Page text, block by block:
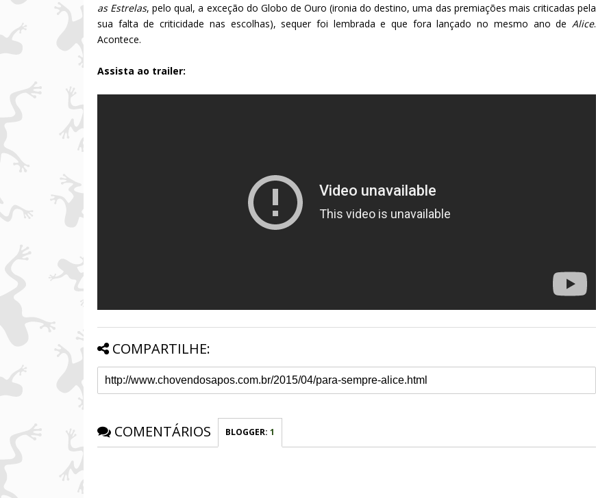
as Estrelas, pelo qual, a exceção do Globo de Ouro (ironia do destino, uma das premiações mais criticadas pela
sua falta de criticidade nas escolhas), sequer foi lembrada e que fora lançado no mesmo ano de Alice.
Acontece.
Assista ao trailer:
COMPARTILHE:
COMENTÁRIOS BLOGGER: 1